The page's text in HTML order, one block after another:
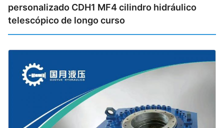
personalizado CDH1 MF4 cilindro hidráulico
telescópico de longo curso